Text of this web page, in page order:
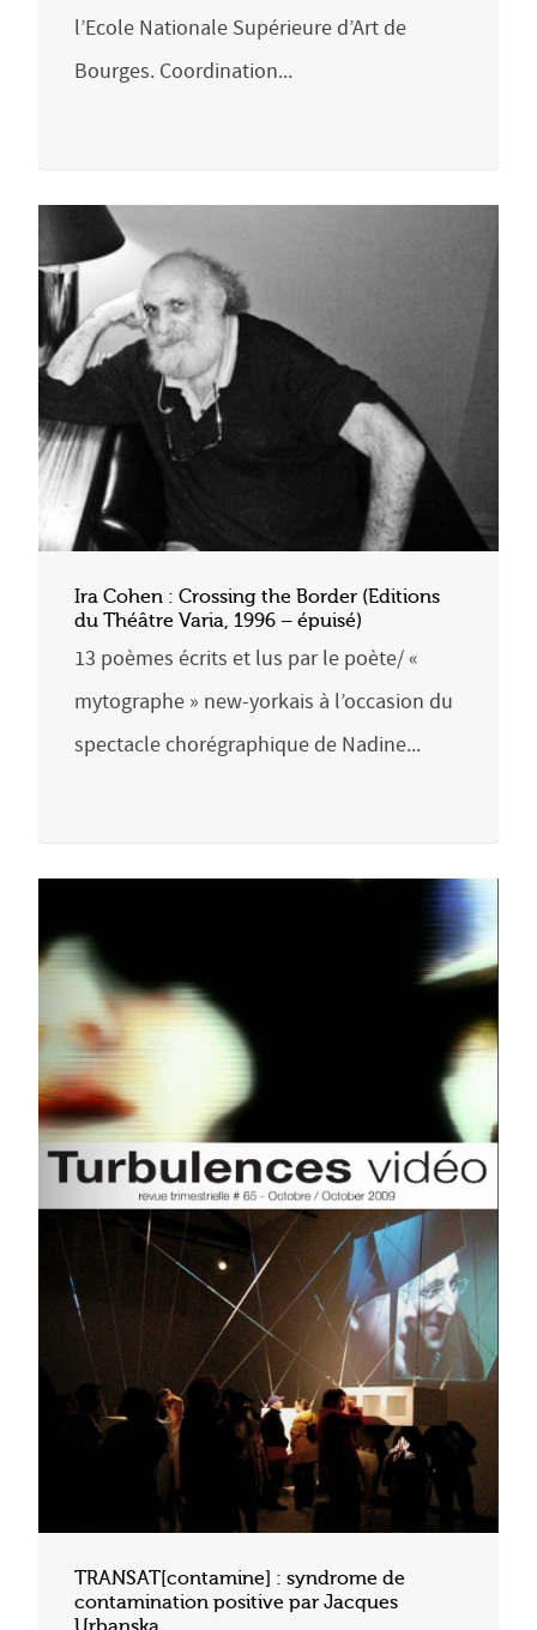
l’Ecole Nationale Supérieure d’Art de
Bourges. Coordination...
Ira Cohen : Crossing the Border (Editions
du Théâtre Varia, 1996 – épuisé)
13 poèmes écrits et lus par le poète/ «
mytographe » new-yorkais à l’occasion du
spectacle chorégraphique de Nadine...
TRANSAT[contamine] : syndrome de
contamination positive par Jacques